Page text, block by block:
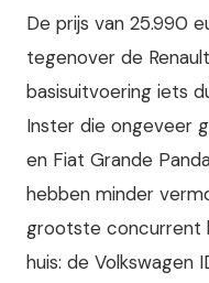
De prijs van 25.990
tegenover de
basisuitvoering iets
Inster die ongeveer
en Fiat Grande
hebben minder
grootste concurrent
huis: de Volkswagen